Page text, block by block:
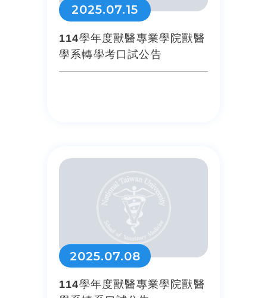
2025.07.15
114學年度獸醫專業學院獸醫
學系轉學考口試公告
2025.07.08
114學年度獸醫專業學院獸醫